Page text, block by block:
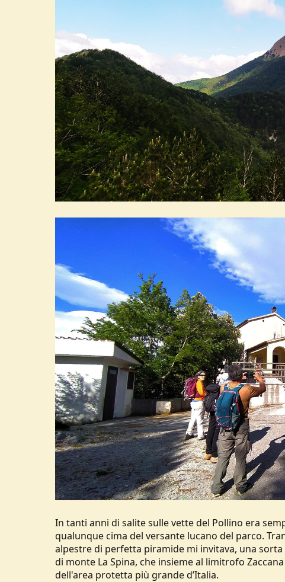
In tanti anni di salite sulle vette del Pollino era
qualunque cima del versante lucano del parco.
alpestre di perfetta piramide mi invitava, una
di monte La Spina, che insieme al limitrofo
dell'area protetta più grande d’Italia.